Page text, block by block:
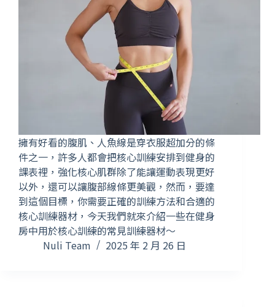
擁有好看的腹肌、人魚線是穿衣服超加分的條
件之一，許多人都會把核心訓練安排到健身的
課表裡，強化核心肌群除了能讓運動表現更好
以外，還可以讓腹部線條更美觀，然而，要達
到這個目標，你需要正確的訓練方法和合適的
核心訓練器材，今天我們就來介紹一些在健身
房中用於核心訓練的常見訓練器材～
Nuli Team
2025 年 2 月 26 日